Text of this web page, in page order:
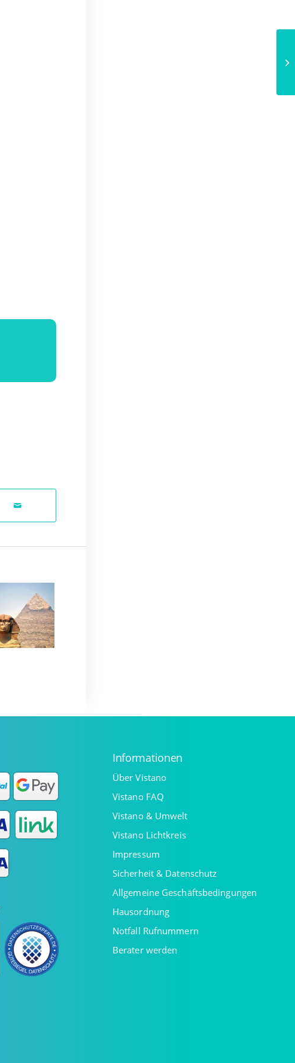
Informationen
Über Vistano
Vistano FAQ
Vistano & Umwelt
Vistano Lichtkreis
Impressum
Sicherheit & Datenschutz
Allgemeine Geschäftsbedingungen
Hausordnung
Notfall Rufnummern
Berater werden